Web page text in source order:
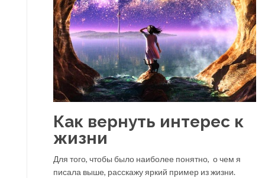
Как вернуть интерес к
жизни
Для того, чтобы было наиболее понятно, о чем я
писала выше, расскажу яркий пример из жизни.